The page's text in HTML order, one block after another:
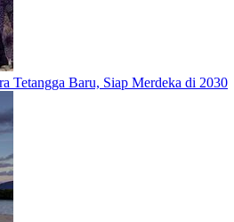
Tetangga Baru, Siap Merdeka di 2030